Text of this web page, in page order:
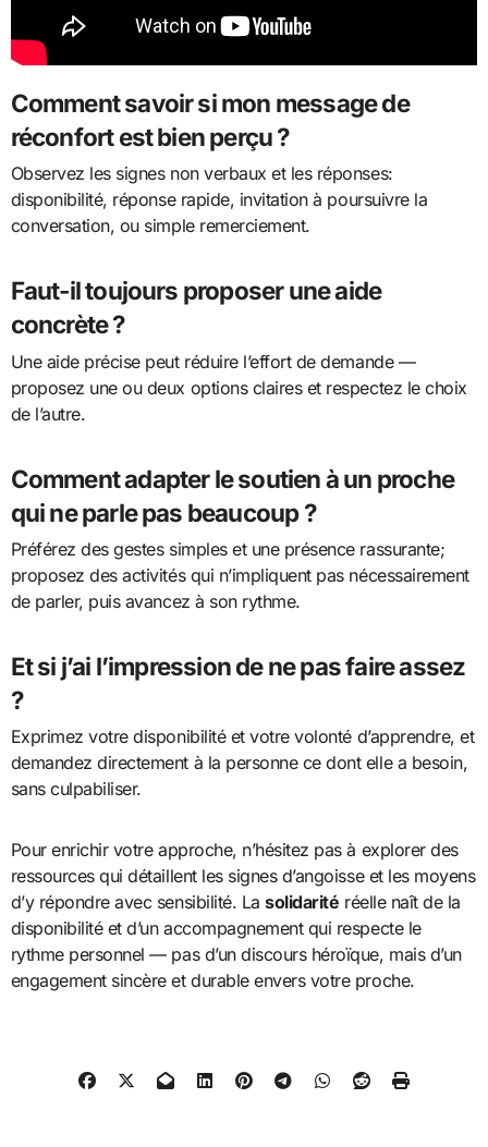
Comment savoir si mon message de
réconfort est bien perçu ?
Observez les signes non verbaux et les réponses:
disponibilité, réponse rapide, invitation à poursuivre la
conversation, ou simple remerciement.
Faut-il toujours proposer une aide
concrète ?
Une aide précise peut réduire l’effort de demande —
proposez une ou deux options claires et respectez le choix
de l’autre.
Comment adapter le soutien à un proche
qui ne parle pas beaucoup ?
Préférez des gestes simples et une présence rassurante;
proposez des activités qui n’impliquent pas nécessairement
de parler, puis avancez à son rythme.
Et si j’ai l’impression de ne pas faire assez
?
Exprimez votre disponibilité et votre volonté d’apprendre, et
demandez directement à la personne ce dont elle a besoin,
sans culpabiliser.
Pour enrichir votre approche, n’hésitez pas à explorer des
ressources qui détaillent les signes d’angoisse et les moyens
d’y répondre avec sensibilité. Lasolidarité réelle naît de la
disponibilité et d’un accompagnement qui respecte le
rythme personnel — pas d’un discours héroïque, mais d’un
engagement sincère et durable envers votre proche.